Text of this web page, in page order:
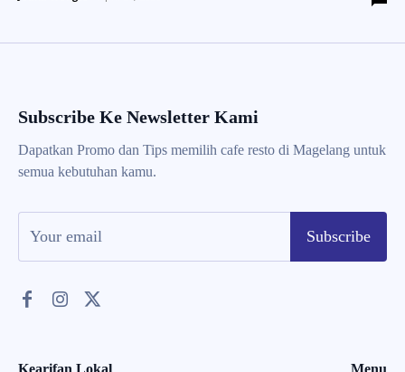
Subscribe Ke Newsletter Kami
Dapatkan Promo dan Tips memilih cafe resto di Magelang untuk
semua kebutuhan kamu.
Subscribe
Kearifan Lokal Menu